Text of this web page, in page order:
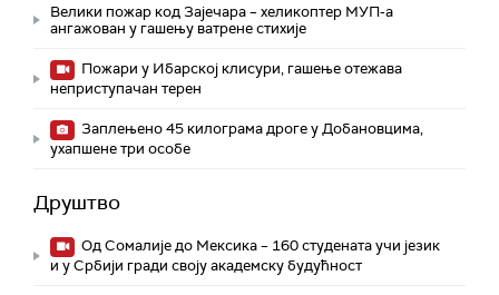
Велики пожар код Зајечара – хеликоптер МУП-а
ангажован у гашењу ватрене стихије
Пожари у Ибарској клисури, гашење отежава
неприступачан терен
Заплењено 45 килограма дроге у Добановцима,
ухапшене три особе
Друштво
Од Сомалије до Мексика – 160 студената учи језик
и у Србији гради своју академску будућност